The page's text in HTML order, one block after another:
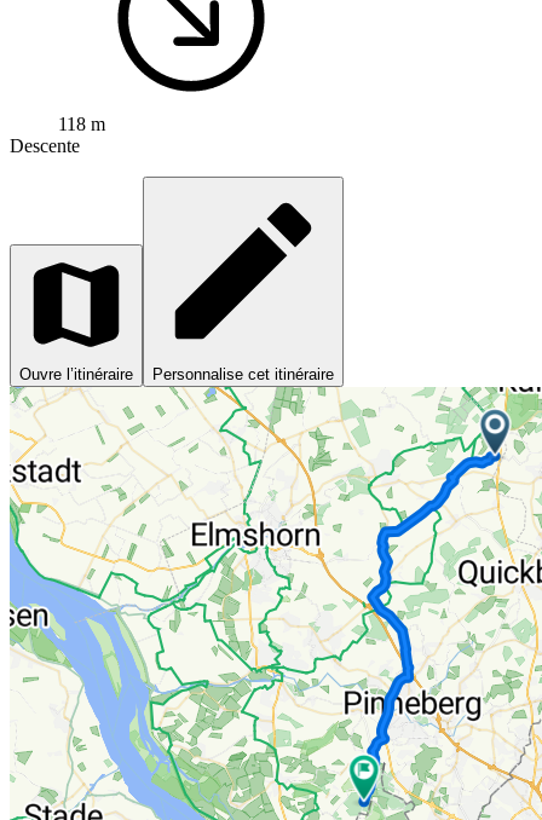
118 m
Descente
Ouvre l’itinéraire Personnalise cet itinéraire